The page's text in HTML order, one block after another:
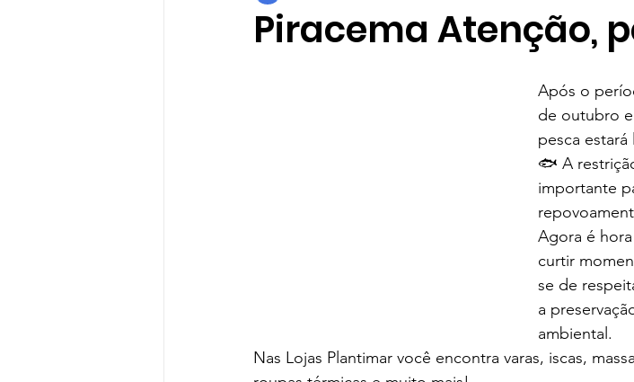
Piracema Atenção,
Após o
de outubro
pesca
🐟 A
importante
Agora é
curtir
se de
a
ambiental.
Nas Lojas Plantimar você encontra varas, iscas,